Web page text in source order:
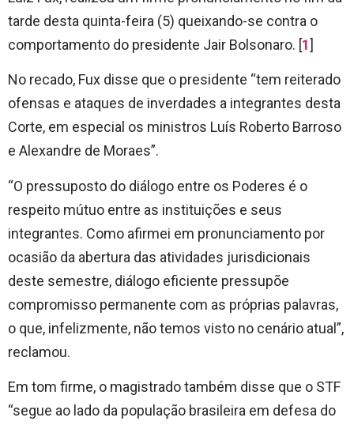
tarde desta quinta-feira (5) queixando-se contra o
comportamento do presidente Jair Bolsonaro. [1]
No recado, Fux disse que o presidente “tem reiterado
ofensas e ataques de inverdades a integrantes desta
Corte, em especial os ministros Luís Roberto Barroso
e Alexandre de Moraes”.
“O pressuposto do diálogo entre os Poderes é o
respeito mútuo entre as instituições e seus
integrantes. Como afirmei em pronunciamento por
ocasião da abertura das atividades jurisdicionais
deste semestre, diálogo eficiente pressupõe
compromisso permanente com as próprias palavras,
o que, infelizmente, não temos visto no cenário atual”,
reclamou.
Em tom firme, o magistrado também disse que o STF
“segue ao lado da população brasileira em defesa do